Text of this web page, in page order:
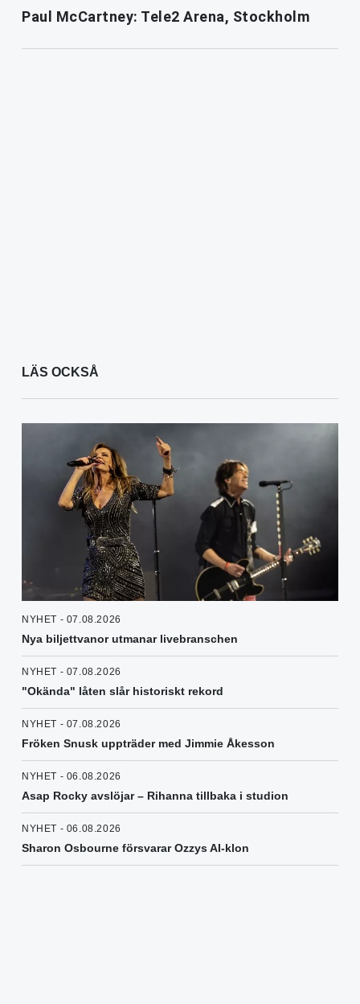
Paul McCartney: Tele2 Arena, Stockholm
LÄS OCKSÅ
NYHET - 07.08.2026
Nya biljettvanor utmanar livebranschen
NYHET - 07.08.2026
"Okända" låten slår historiskt rekord
NYHET - 07.08.2026
Fröken Snusk uppträder med Jimmie Åkesson
NYHET - 06.08.2026
Asap Rocky avslöjar – Rihanna tillbaka i studion
NYHET - 06.08.2026
Sharon Osbourne försvarar Ozzys AI-klon